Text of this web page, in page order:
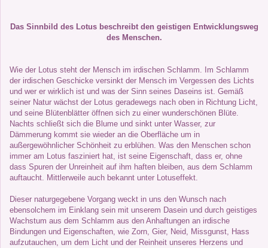
Das Sinnbild des Lotus beschreibt den geistigen Entwicklungsweg
des Menschen.
Wie der Lotus steht der Mensch im irdischen Schlamm.
Im Schlamm
der irdischen Geschicke versinkt der Mensch im Vergessen des Lichts
und wer er wirklich ist und was der Sinn seines Daseins ist. Gemäß
seiner Natur wächst der Lotus geradewegs nach oben in Richtung Licht,
und seine Blütenblätter öffnen sich zu einer wunderschönen Blüte.
Nachts schließt sich die Blume und sinkt unter Wasser, zur
Dämmerung kommt sie wieder an die Oberfläche um in
außergewöhnlicher Schönheit zu erblühen. Was den Menschen schon
immer am Lotus fasziniert hat, ist seine Eigenschaft, dass er, ohne
dass Spuren der Unreinheit auf ihm haften bleiben, aus dem Schlamm
auftaucht. Mittlerweile auch bekannt unter Lotuseffekt.
Dieser naturgegebene Vorgang weckt in uns den Wunsch nach
ebensolchem im Einklang sein mit unserem Dasein und durch geistiges
Wachstum aus dem Schlamm aus den Anhaftungen an irdische
Bindungen und Eigenschaften, wie Zorn, Gier, Neid, Missgunst, Hass
aufzutauchen, um dem Licht und der Reinheit unseres Herzens und